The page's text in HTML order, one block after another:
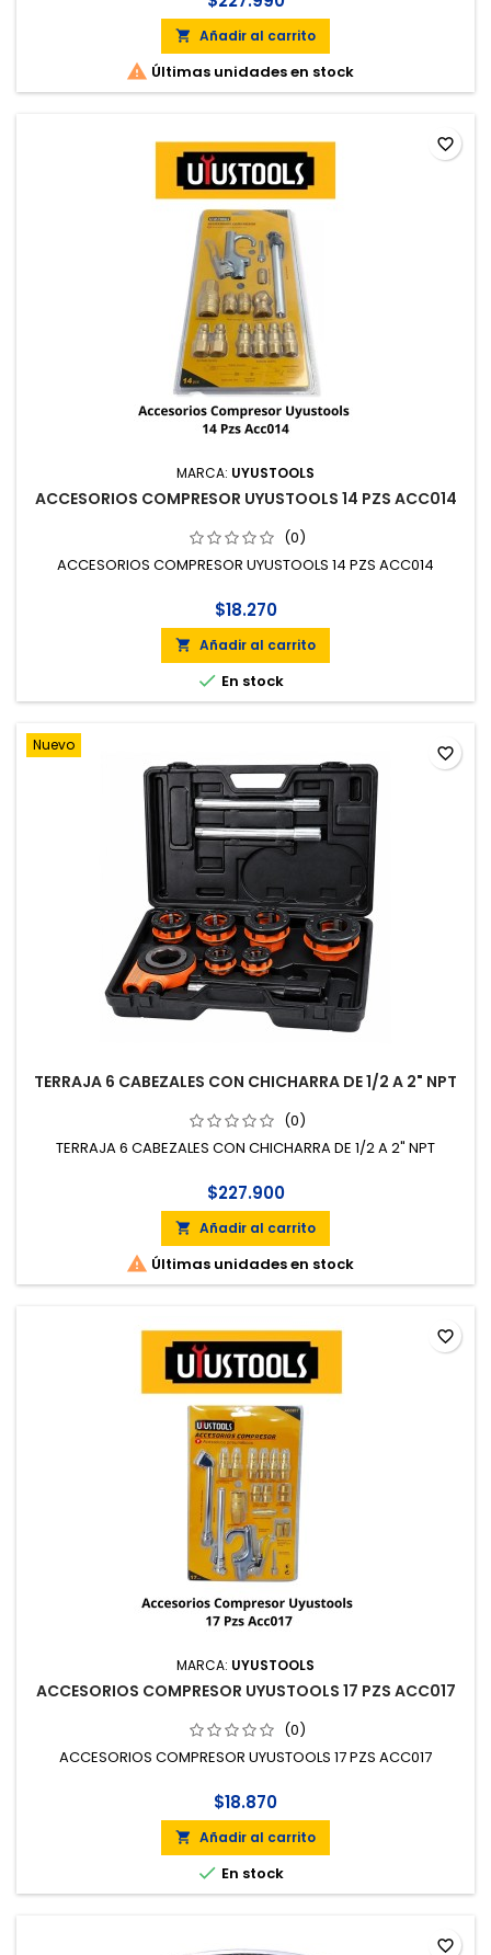
 Añadir al carrito
 Últimas unidades en stock
MARCA: UYUSTOOLS
ACCESORIOS COMPRESOR UYUSTOOLS 14 PZS ACC014
(0)
ACCESORIOS COMPRESOR UYUSTOOLS 14 PZS ACC014
$18.270
 Añadir al carrito
 En stock
favorite_border
Nuevo
TERRAJA 6 CABEZALES CON CHICHARRA DE 1/2 A 2" NPT
(0)
TERRAJA 6 CABEZALES CON CHICHARRA DE 1/2 A 2" NPT
$227.900
 Añadir al carrito
 Últimas unidades en stock
favorite_border
MARCA: UYUSTOOLS
ACCESORIOS COMPRESOR UYUSTOOLS 17 PZS ACC017
(0)
ACCESORIOS COMPRESOR UYUSTOOLS 17 PZS ACC017
$18.870
 Añadir al carrito
 En stock
favorite_border
favorite_border